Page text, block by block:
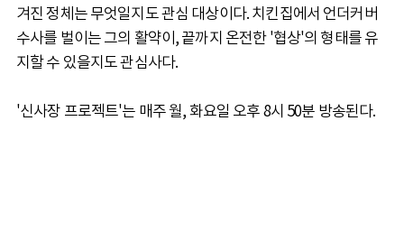
겨진 정체는 무엇일지도 관심 대상이다. 치킨집에서 언더커버
수사를 벌이는 그의 활약이, 끝까지 온전한 '협상'의 형태를 유
지할 수 있을지도 관심사다.
'신사장 프로젝트'는 매주 월, 화요일 오후 8시 50분 방송된다.